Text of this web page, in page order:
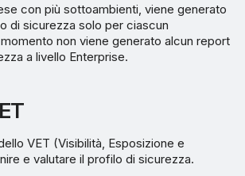
con più sottoambienti, viene generato
di sicurezza solo per ciascun
non viene generato alcun report
a livello Enterprise.
VET (Visibilità, Esposizione e
e valutare il profilo di sicurezza.